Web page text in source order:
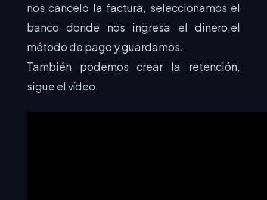
nos cancelo la factura, seleccionamos el
banco donde nos ingresa el dinero,el
método de pago y guardamos.
También podemos crear la retención,
sigue el vídeo.